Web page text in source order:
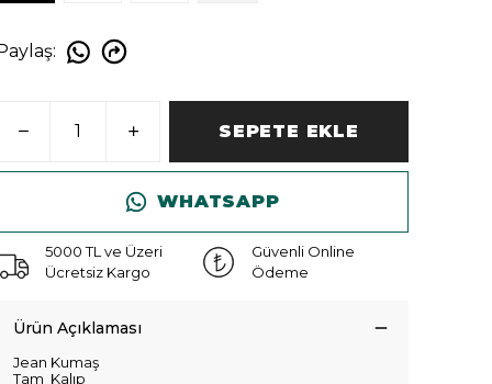
:
SEPETE EKLE
WHATSAPP
5000 TL ve Üzeri
Ücretsiz Kargo
Güvenli Online
Ödeme
Ürün Açıklaması
Jean Kumaş
Tam Kalıp